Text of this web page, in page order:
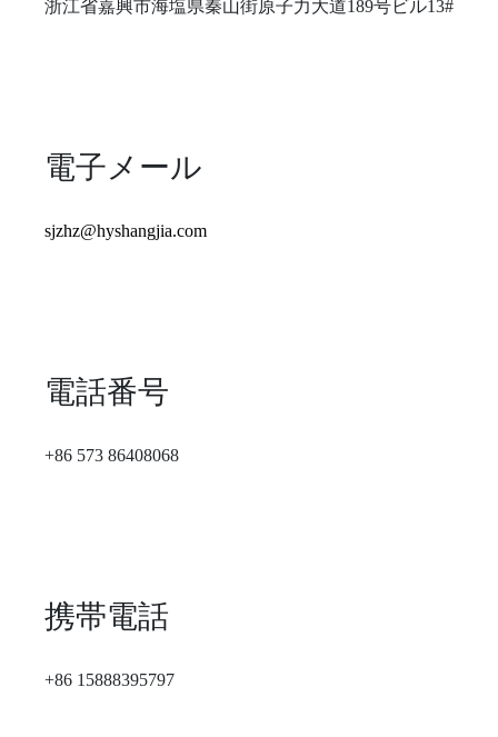
浙江省嘉興市海塩県秦山街原子力大道189号ビル13#
電子メール
sjzhz@hyshangjia.com
電話番号
+86 573 86408068
携帯電話
+86 15888395797